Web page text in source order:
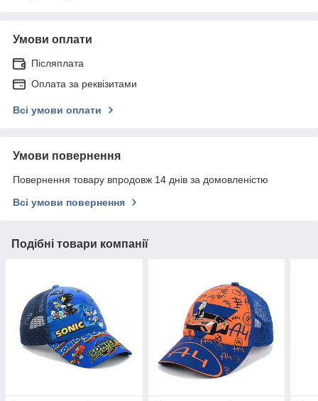
Умови оплати
Післяплата
Оплата за реквізитами
Всі умови оплати
Умови повернення
Повернення товару впродовж 14 днів за домовленістю
Всі умови повернення
Подібні товари компанії